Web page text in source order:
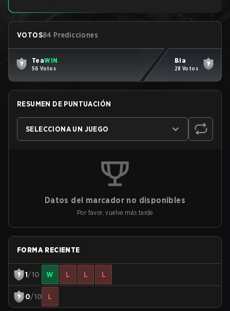
VOTOS84 Predicciones
TeaWIN
56 Votos
Bla
28 Votos
RESUMEN DE PUNTUACIÓN
SELECCIONA UN JUEGO
Datos del marcador no disponibles
Por favor, vuelve más tarde
FORMA RECIENTE
1/10 W L L L
0/10 L